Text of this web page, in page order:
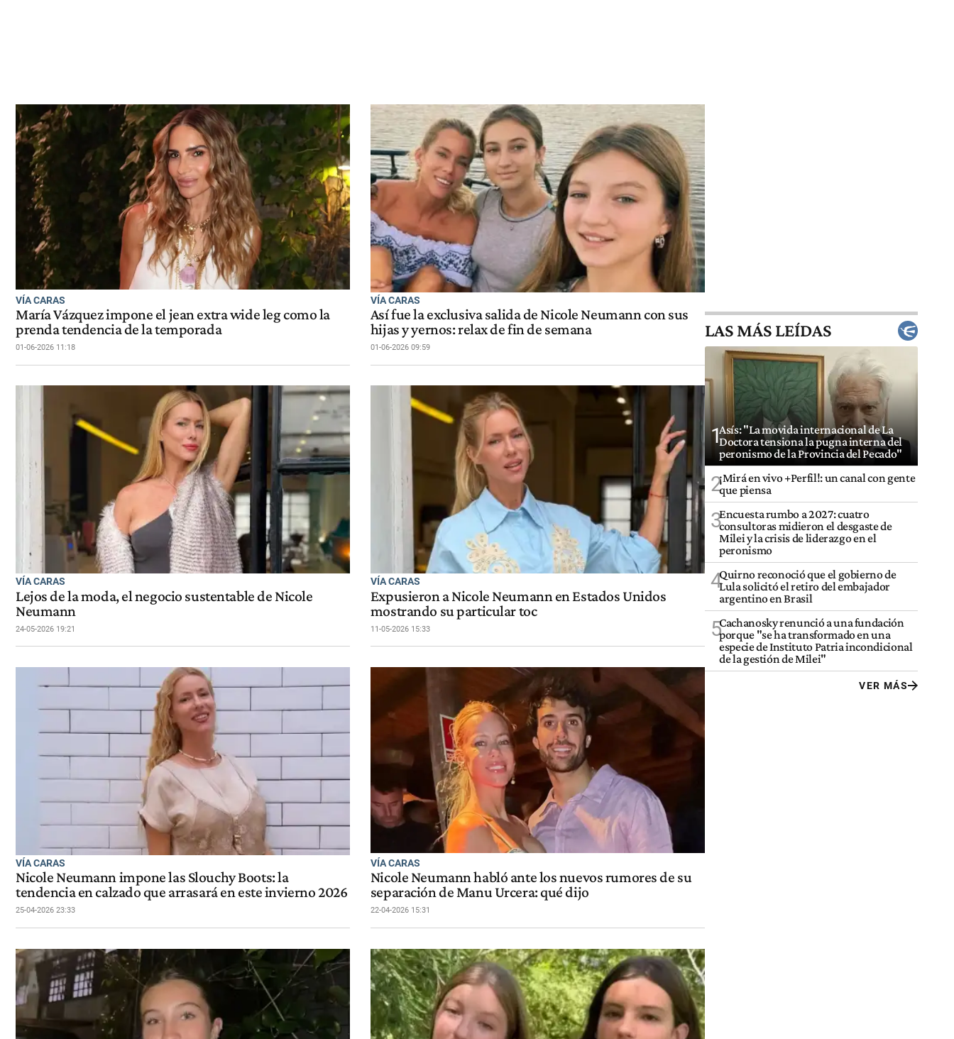
VÍA CARAS
María Vázquez impone el jean extra wide leg como la
prenda tendencia de la temporada
01-06-2026 11:18
VÍA CARAS
Así fue la exclusiva salida de Nicole Neumann con sus
hijas y yernos: relax de fin de semana
01-06-2026 09:59
VÍA CARAS
Lejos de la moda, el negocio sustentable de Nicole
Neumann
24-05-2026 19:21
VÍA CARAS
Expusieron a Nicole Neumann en Estados Unidos
mostrando su particular toc
11-05-2026 15:33
VÍA CARAS
Nicole Neumann impone las Slouchy Boots: la
tendencia en calzado que arrasará en este invierno 2026
25-04-2026 23:33
VÍA CARAS
Nicole Neumann habló ante los nuevos rumores de su
separación de Manu Urcera: qué dijo
22-04-2026 15:31
LAS MÁS LEÍDAS
1Asís: "La movida internacional de La
Doctora tensiona la pugna interna del
peronismo de la Provincia del Pecado"
2¡Mirá en vivo +Perfil!: un canal con gente
que piensa
3Encuesta rumbo a 2027: cuatro
consultoras midieron el desgaste de
Milei y la crisis de liderazgo en el
peronismo
4Quirno reconoció que el gobierno de
Lula solicitó el retiro del embajador
argentino en Brasil
5Cachanosky renunció a una fundación
porque "se ha transformado en una
especie de Instituto Patria incondicional
de la gestión de Milei"
VER MÁS